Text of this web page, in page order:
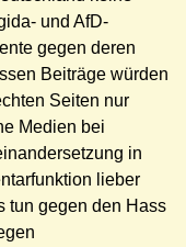
und AfD-
gegen deren
Beiträge würden
Seiten nur
Medien bei
in
lieber
tun gegen den Hass